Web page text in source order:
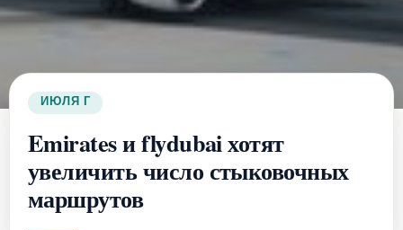
20 ИЮЛЯ 2017 Г.
Emirates и flydubai хотят
увеличить число стыковочных
маршрутов